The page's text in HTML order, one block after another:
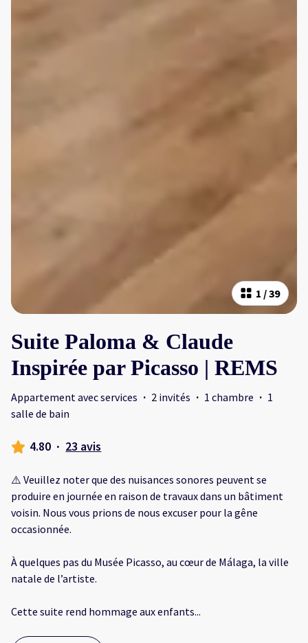
1 /39
Suite Paloma & Claude
Inspirée par Picasso | REMS
Appartement avec services · 2 invités · 1 chambre · 1
salle de bain
4.80 · 23 avis
⚠️ Veuillez noter que des nuisances sonores peuvent se
produire en journée en raison de travaux dans un bâtiment
voisin. Nous vous prions de nous excuser pour la gêne
occasionnée.
À quelques pas du Musée Picasso, au cœur de Málaga, la ville
natale de l’artiste.
Cette suite rend hommage aux enfants...